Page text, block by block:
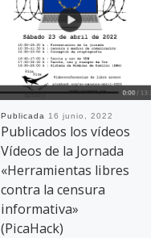
Publicada 16 junio, 2022
Publicados los vídeos
Vídeos de la Jornada
«Herramientas libres
contra la censura
informativa»
(PicaHack)